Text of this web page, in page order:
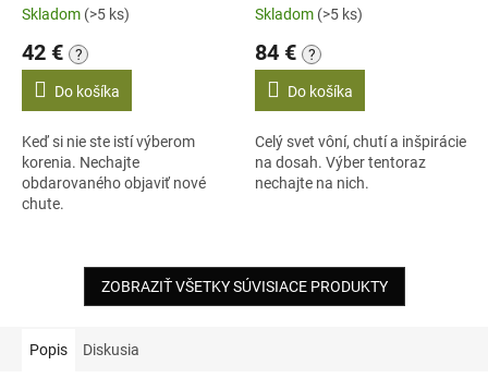
Skladom (>5 ks)
42 € ?
Do košíka
Keď si nie ste istí výberom
korenia. Nechajte
obdarovaného objaviť nové
chute.
M
O
Skladom (>5 ks)
84 € ?
Do košíka
Celý svet vôní, chutí a inšpirácie
na dosah. Výber tentoraz
nechajte na nich.
ZOBRAZIŤ VŠETKY SÚVISIACE PRODUKTY
Popis Diskusia